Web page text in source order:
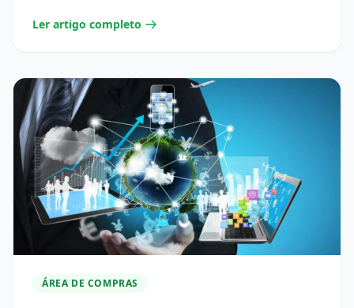
Ler artigo completo
ÁREA DE COMPRAS